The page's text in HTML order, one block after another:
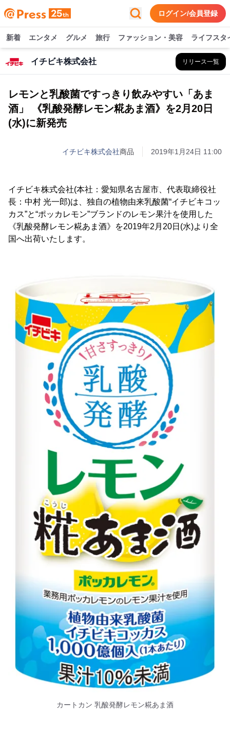
ログイン/会員登録
新着 エンタメ グルメ 旅行 ファッション・美容 ライフスタ
イチビキ株式会社 リリース一覧
レモンと乳酸菌ですっきり飲みやすい「あま
酒」 《乳酸発酵レモン糀あま酒》を2月20日
(水)に新発売
イチビキ株式会社商品 2019年1月24日 11:00
イチビキ株式会社(本社：愛知県名古屋市、代表取締役社
長：中村 光一郎)は、独自の植物由来乳酸菌“イチビキコッ
カス”と“ポッカレモン”ブランドのレモン果汁を使用した
《乳酸発酵レモン糀あま酒》を2019年2月20日(水)より全
国へ出荷いたします。
カートカン 乳酸発酵レモン糀あま酒